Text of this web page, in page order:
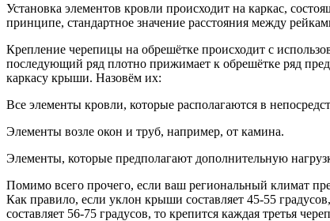
Установка элементов кровли происходит на каркас,
принципе, стандартное значение расстояния между
Крепление черепицы на обрешётке происходит с
последующий ряд плотно прижимает к обрешётке ряд
каркасу крыши. Назовём их:
Все элементы кровли, которые располагаются в
Элементы возле окон и труб, например, от камина.
Элементы, которые предполагают дополнительную
Помимо всего прочего, если ваш региональный климат
Как правило, если уклон крыши составляет 45-55
составляет 56-75 градусов, то крепится каждая третья